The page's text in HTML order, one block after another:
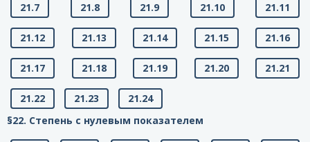
21.7 21.8 21.9 21.10 21.11
21.12 21.13 21.14 21.15 21.16
21.17 21.18 21.19 21.20 21.21
21.22 21.23
21.24
§22. Степень с нулевым показателем